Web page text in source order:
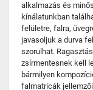
alkalmazás és
kínálatunkban
felületre, falra,
javasoljuk a durva
szorulhat.
zsírmentesnek kell
bármilyen
falmatricák